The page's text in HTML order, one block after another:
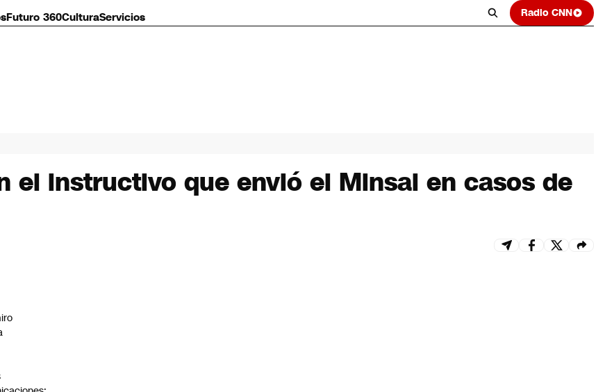
Futuro 360CulturaServicios Radio CNN
el instructivo que envió el Minsal en casos de